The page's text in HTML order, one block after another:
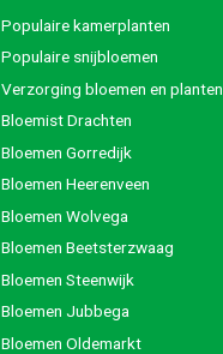
Populaire kamerplanten
Populaire snijbloemen
Verzorging bloemen en planten
Bloemist Drachten
Bloemen Gorredijk
Bloemen Heerenveen
Bloemen Wolvega
Bloemen Beetsterzwaag
Bloemen Steenwijk
Bloemen Jubbega
Bloemen Oldemarkt